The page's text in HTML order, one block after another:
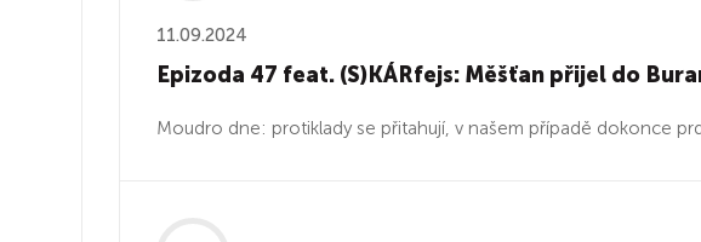
11.09.2024
Epizoda 47 feat. (S)KÁRfejs: Měšťan přijel do
Moudro dne: protiklady se přitahují, v našem případě dokonce